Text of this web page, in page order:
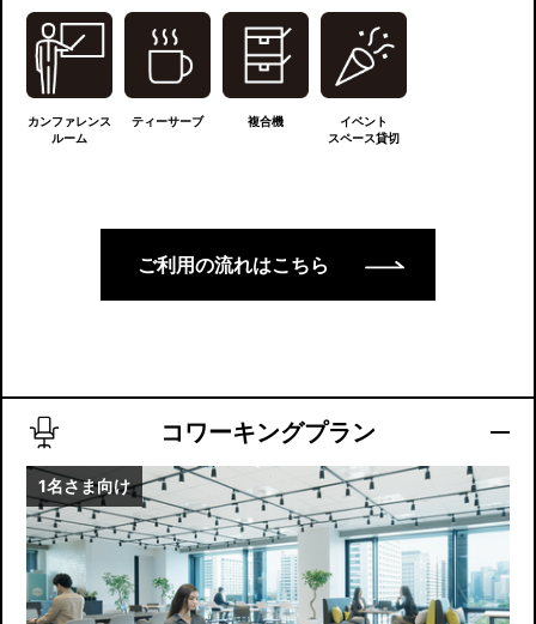
カンファレンス
ルーム
ティーサーブ 複合機
イベント
スペース貸切
ご利用の流れはこちら
コワーキングプラン
1名さま向け